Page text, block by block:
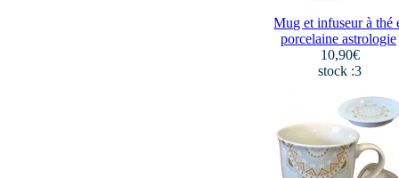
Mug et infuseur à thé
porcelaine astrologie
10,90€
stock :3